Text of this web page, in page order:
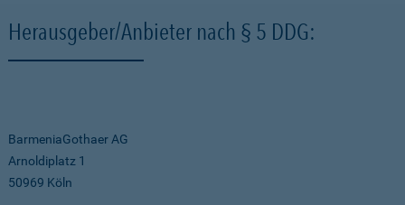
Herausgeber/Anbieter nach § 5 DDG:
BarmeniaGothaer AG
Arnoldiplatz 1
50969 Köln